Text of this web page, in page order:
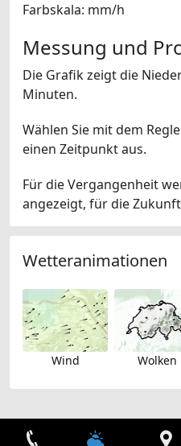
Farbskala: mm/h
Messung und
Die Grafik zeigt die
Minuten.
Wählen Sie mit dem
einen Zeitpunkt aus.
Für die Vergangenheit
angezeigt, für die Zukunft
Wetteranimationen
Wind Wolken